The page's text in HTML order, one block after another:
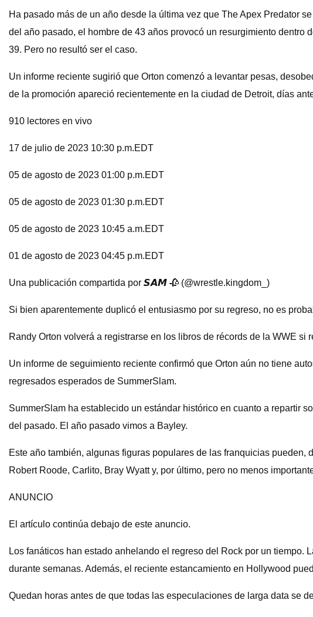
Ha pasado más de un año desde la última vez que The Apex Predator
del año pasado, el hombre de 43 años provocó un resurgimiento
39. Pero no resultó ser el caso.
Un informe reciente sugirió que Orton comenzó a levantar pesas,
de la promoción apareció recientemente en la ciudad de Detroit, días
910 lectores en vivo
17 de julio de 2023 10:30 p.m.EDT
05 de agosto de 2023 01:00 p.m.EDT
05 de agosto de 2023 01:30 p.m.EDT
05 de agosto de 2023 10:45 a.m.EDT
01 de agosto de 2023 04:45 p.m.EDT
Una publicación compartida por 𝙎𝘼𝙈 🥀 (@wrestle.kingdom_)
Si bien aparentemente duplicó el entusiasmo por su regreso, no es
Randy Orton volverá a registrarse en los libros de récords de la WWE si
Un informe de seguimiento reciente confirmó que Orton aún no tiene
regresados ​​esperados de SummerSlam.
SummerSlam ha establecido un estándar histórico en cuanto a repartir
del pasado. El año pasado vimos a Bayley.
Este año también, algunas figuras populares de las franquicias
Robert Roode, Carlito, Bray Wyatt y, por último, pero no menos
ANUNCIO
El artículo continúa debajo de este anuncio.
Los fanáticos han estado anhelando el regreso del Rock por un
durante semanas. Además, el reciente estancamiento en Hollywood
Quedan horas antes de que todas las especulaciones de larga data se